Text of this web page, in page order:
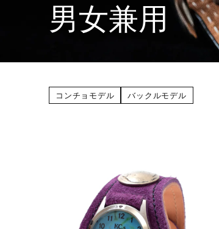
男女兼用
コンチョモデル バックルモデル